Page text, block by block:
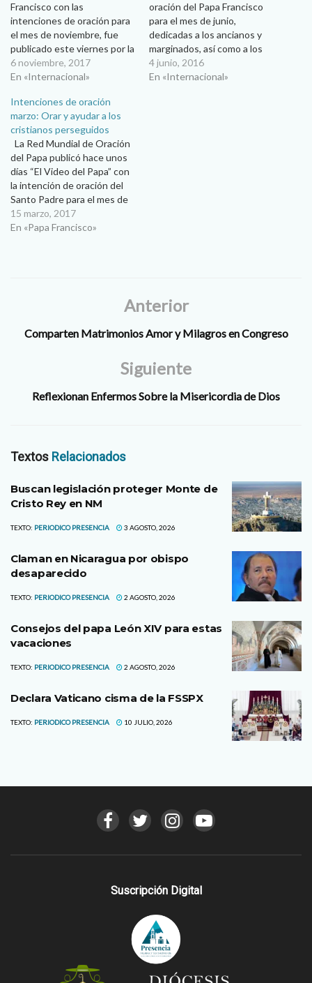
Francisco con las
intenciones de oración para
el mes de noviembre, fue
publicado este viernes por la
Santa Sede y la Red Mundial
de Oración del Papa. Este
rezar por los cristianos del
continente asiático. Tras
afirmar que “el diálogo…
6 noviembre, 2017
En «Internacional»
oración del Papa Francisco
para el mes de junio,
dedicadas a los ancianos y
marginados, así como a los
seminaristas y novicios. La
intención universal del
4 junio, 2016
En «Internacional»
Intenciones de oración
marzo: Orar y ayudar a los
cristianos perseguidos
La Red Mundial de Oración
del Papa publicó hace unos
días “El Video del Papa” con
la intención de oración del
Santo Padre para el mes de
marzo, en el que invita a los
católicos a rezar por los
15 marzo, 2017
En «Papa Francisco»
Anterior
Comparten Matrimonios Amor y Milagros en Congreso
Siguiente
Reflexionan Enfermos Sobre la Misericordia de Dios
Textos Relacionados
Buscan legislación proteger Monte de
Cristo Rey en NM
TEXTO: PERIODICO PRESENCIA 3 AGOSTO, 2026
Claman en Nicaragua por obispo
desaparecido
TEXTO: PERIODICO PRESENCIA 2 AGOSTO, 2026
Consejos del papa León XIV para estas
vacaciones
TEXTO: PERIODICO PRESENCIA 2 AGOSTO, 2026
Declara Vaticano cisma de la FSSPX
TEXTO: PERIODICO PRESENCIA 10 JULIO, 2026
Suscripción Digital